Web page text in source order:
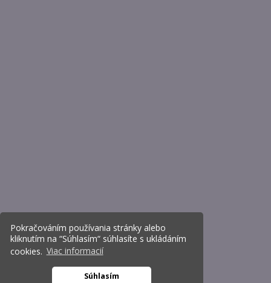
Pokračováním používania stránky alebo
kliknutím na “Súhlasím“ súhlasíte s ukládáním
cookies. Viac informacií
Súhlasím